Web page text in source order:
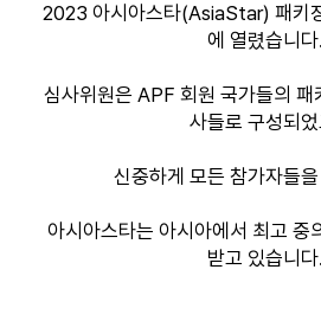
2023 아시아스타(AsiaStar) 패키
에 열렸습니다.
심사위원은 APF 회원 국가들의 패
사들로 구성되었
신중하게 모든 참가자들
아시아스타는 아시아에서 최고 중
받고 있습니다.